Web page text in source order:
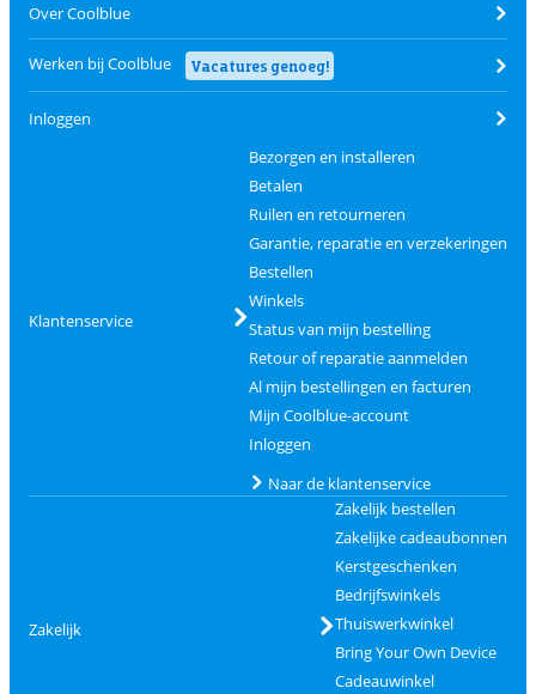
Over Coolblue
Werken bij Coolblue Vacatures genoeg!
Inloggen
Klantenservice
Bezorgen en installeren
Betalen
Ruilen en retourneren
Garantie, reparatie en verzekeringen
Bestellen
Winkels
Status van mijn bestelling
Retour of reparatie aanmelden
Al mijn bestellingen en facturen
Mijn Coolblue-account
Inloggen
Naar de klantenservice
Zakelijk
Zakelijk bestellen
Zakelijke cadeaubonnen
Kerstgeschenken
Bedrijfswinkels
Thuiswerkwinkel
Bring Your Own Device
Cadeauwinkel